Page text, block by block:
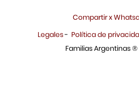
Compartir x
Legales- Política de
Familias Argentinas